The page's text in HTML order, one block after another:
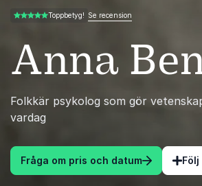
Anna
Folkkär psykolog som gör
vardag
Fråga om pris och datum Följ
5.00 av 5Toppbetyg! Se recension